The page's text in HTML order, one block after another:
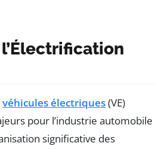
véhicules électriques(VE)
pour l’industrie automobile
significative des